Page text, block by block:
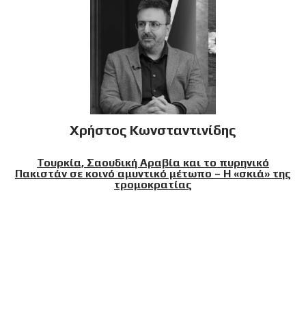
Χρήστος Κωνσταντινίδης
Τουρκία, Σαουδική Αραβία και το πυρηνικό
Πακιστάν σε κοινό αμυντικό μέτωπο – Η «σκιά» της
τρομοκρατίας